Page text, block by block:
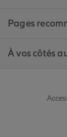
Pages
À vos côtés